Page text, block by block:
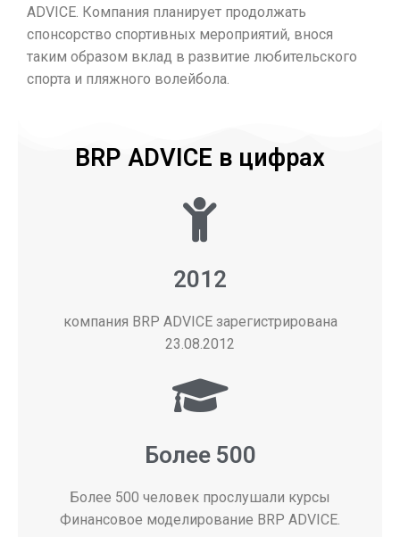
ADVICE. Компания планирует продолжать
спонсорство спортивных мероприятий, внося
таким образом вклад в развитие любительского
спорта и пляжного волейбола.
BRP ADVICE в цифрах
2012
компания BRP ADVICE зарегистрирована
23.08.2012
Более 500
Более 500 человек прослушали курсы
Финансовое моделирование BRP ADVICE.